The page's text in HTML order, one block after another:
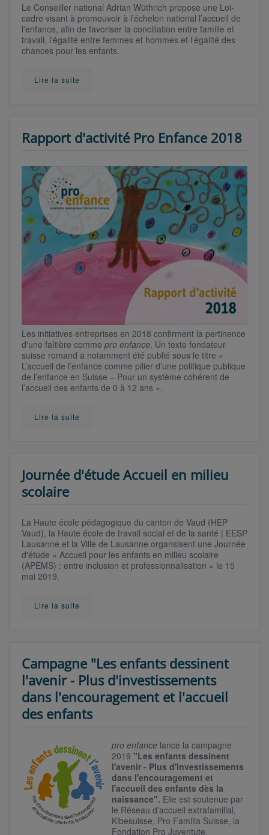
Le Conseiller national Adrian Wüthrich propose une Loi-
cadre visant à promouvoir à l’échelon national l’accueil de
l'enfance, afin de favoriser la conciliation entre famille et
travail, l’égalité entre femmes et hommes et l’égalité des
chances pour les enfants.
Lire la suite
Rapport d'activité Pro Enfance 2018
Les initiatives entreprises en 2018 confirment la pertinence
d'une faîtière comme pro enfance. Un texte fondateur
suisse romand a notamment été publié sous le titre «
L’accueil de l’enfance comme pilier d’une politique publique
de l’enfance en Suisse – Pour un système cohérent de
l’accueil des enfants de 0 à 12 ans ».
Lire la suite
Journée d'étude Accueil en milieu
scolaire
La Haute école pédagogique du canton de Vaud (HEP
Vaud), la Haute école de travail social et de la santé | EESP
Lausanne et la Ville de Lausanne organsisent une Journée
d'étude « Accueil pour les enfants en milieu scolaire
(APEMS) : entre inclusion et professionnalisation » le 15
mai 2019.
Lire la suite
Campagne "Les enfants dessinent
l'avenir - Plus d'investissements
dans l'encouragement et l'accueil
des enfants
pro enfance lance la campagne
2019 "Les enfants dessinent
l'avenir - Plus d'investissements
dans l'encouragement et
l'accueil des enfants dès la
naissance". Elle est soutenue par
le Réseau d'accueil extrafamilial,
Kibesuisse, Pro Familia Suisse, la
Fondation Pro Juventute.